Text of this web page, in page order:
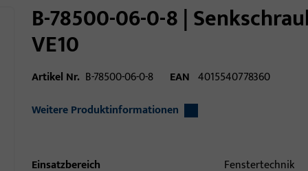
B-78500-06-0-8 |
VE10
Artikel Nr. B-78500-06-0-8 EAN 4015540778360
Weitere Produktinformationen
Einsatzbereich
Fenstertechnik